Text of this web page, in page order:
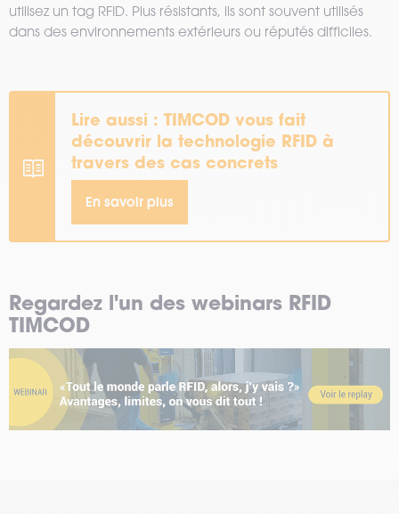
utilisez un tag RFID. Plus résistants, ils sont souvent utilisés
dans des environnements extérieurs ou réputés difficiles.
Lire aussi : TIMCOD vous fait
découvrir la technologie RFID à
travers des cas concrets
En savoir plus
Regardez l'un des webinars RFID
TIMCOD